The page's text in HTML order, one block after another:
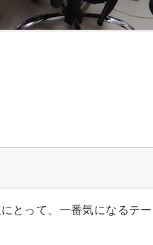
とって、一番気になるテ